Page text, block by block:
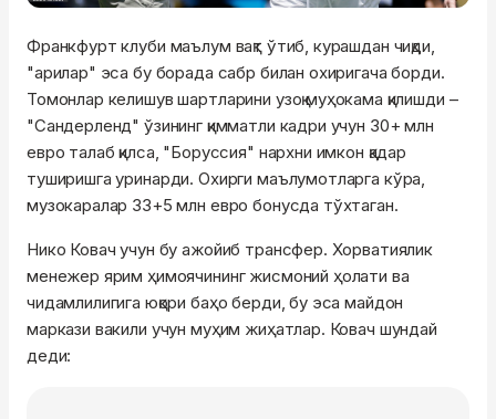
Франкфурт клуби маълум вақт ўтиб, курашдан чиқди,
"арилар" эса бу борада сабр билан охиригача борди.
Томонлар келишув шартларини узоқ муҳокама қилишди –
"Сандерленд" ўзининг қимматли кадри учун 30+ млн
евро талаб қилса, "Боруссия" нархни имкон қадар
туширишга уринарди. Охирги маълумотларга кўра,
музокаралар 33+5 млн евро бонусда тўхтаган.
Нико Ковач учун бу ажойиб трансфер. Хорватиялик
менежер ярим ҳимоячининг жисмоний ҳолати ва
чидамлилигига юқори баҳо берди, бу эса майдон
маркази вакили учун муҳим жиҳатлар. Ковач шундай
деди: